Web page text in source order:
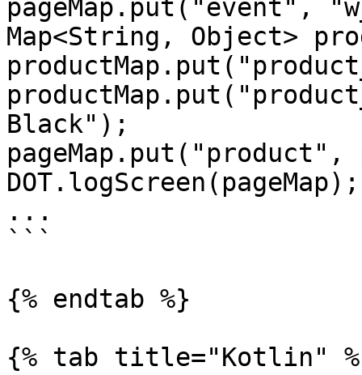
pageMap.put("event",
Map<String, Object>
Black");
pageMap.put("product",
DOT.logScreen(pageMap);
...
```
{% endtab %}
{% tab title="Kotlin"